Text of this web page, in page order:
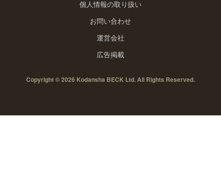
個人情報の取り扱い
お問い合わせ
運営会社
広告掲載
Copyright © 2026 Kodansha BECK Ltd. All Rights Reserved.